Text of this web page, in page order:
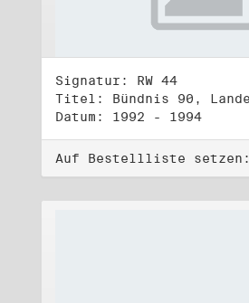
Signatur: RW 44
Datum: 1992 - 1994
Auf Bestellliste setzen: